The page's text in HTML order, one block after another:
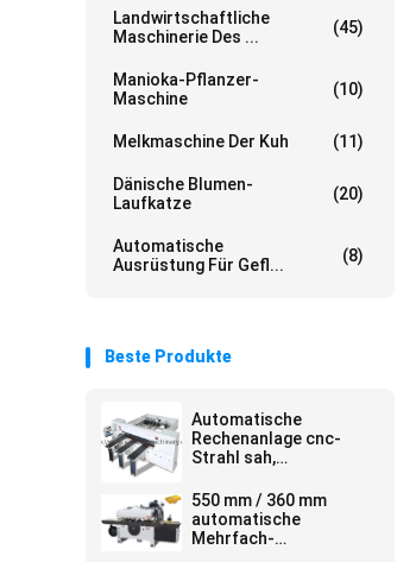
Landwirtschaftliche
Maschinerie Des ...
(45)
Manioka-Pflanzer-
Maschine
(10)
Melkmaschine Der Kuh (11)
Dänische Blumen-
Laufkatze
(20)
Automatische
Ausrüstung Für Gefl...
(8)
Beste Produkte
Automatische
Rechenanlage cnc-
Strahl sah,
sahen, dass
Strahlnausschnitt
austauschend, sah
550 mm / 360 mm
automatische
Mehrfach-